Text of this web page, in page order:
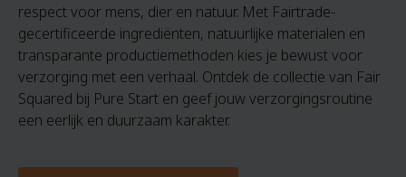
respect voor mens, dier en natuur. Met Fairtrade-
gecertificeerde ingrediënten, natuurlijke materialen en
transparante productiemethoden kies je bewust voor
verzorging met een verhaal. Ontdek de collectie van Fair
Squared bij Pure Start en geef jouw verzorgingsroutine
een eerlijk en duurzaam karakter.